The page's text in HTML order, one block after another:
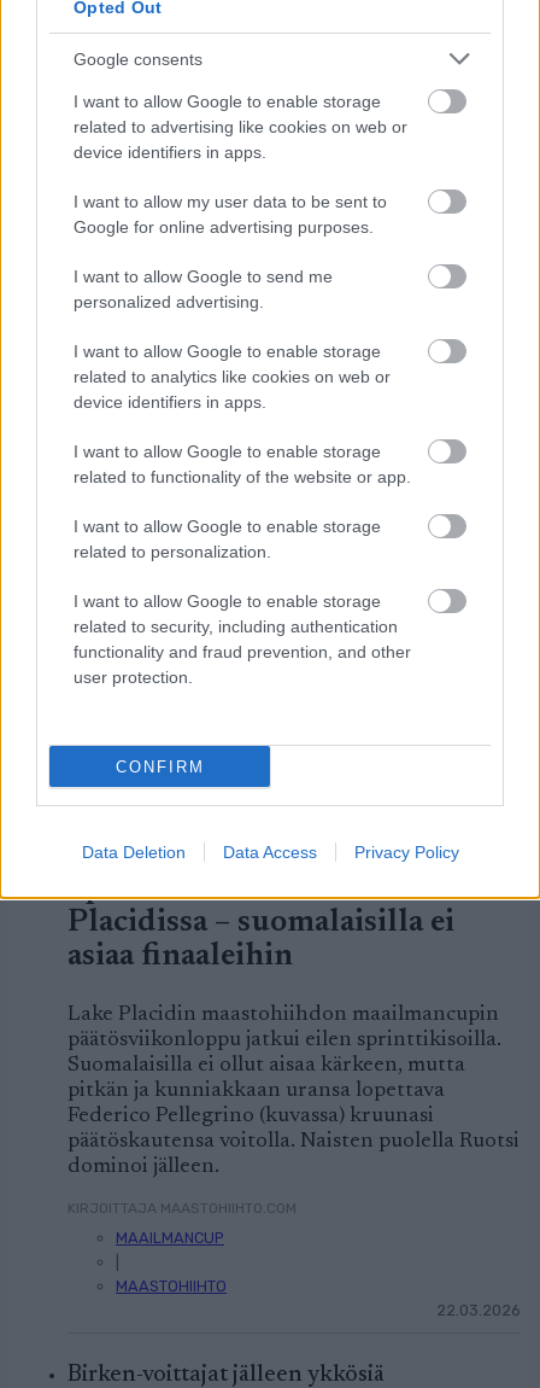
Opted Out
Google consents
I want to allow Google to enable storage
related to advertising like cookies on web or
device identifiers in apps.
I want to allow my user data to be sent to
Google for online advertising purposes.
I want to allow Google to send me
personalized advertising.
I want to allow Google to enable storage
related to analytics like cookies on web or
device identifiers in apps.
I want to allow Google to enable storage
related to functionality of the website or app.
I want to allow Google to enable storage
related to personalization.
I want to allow Google to enable storage
related to security, including authentication
functionality and fraud prevention, and other
user protection.
CONFIRM
Data Deletion Data Access Privacy Policy
Tilaa uutiskirjeemme
LISÄÄ ARTIKKELEITA
Kuva: Thibaut/NordicFocus
Sprintit hiihdettiin eilen Lake
Placidissa – suomalaisilla ei
asiaa finaaleihin
Lake Placidin maastohiihdon maailmancupin
päätösviikonloppu jatkui eilen sprinttikisoilla.
Suomalaisilla ei ollut aisaa kärkeen, mutta
pitkän ja kunniakkaan uransa lopettava
Federico Pellegrino (kuvassa) kruunasi
päätöskautensa voitolla. Naisten puolella Ruotsi
dominoi jälleen.
KIRJOITTAJA MAASTOHIIHTO.COM
MAAILMANCUP
MAASTOHIIHTO
22.03.2026
Birken-voittajat jälleen ykkösiä